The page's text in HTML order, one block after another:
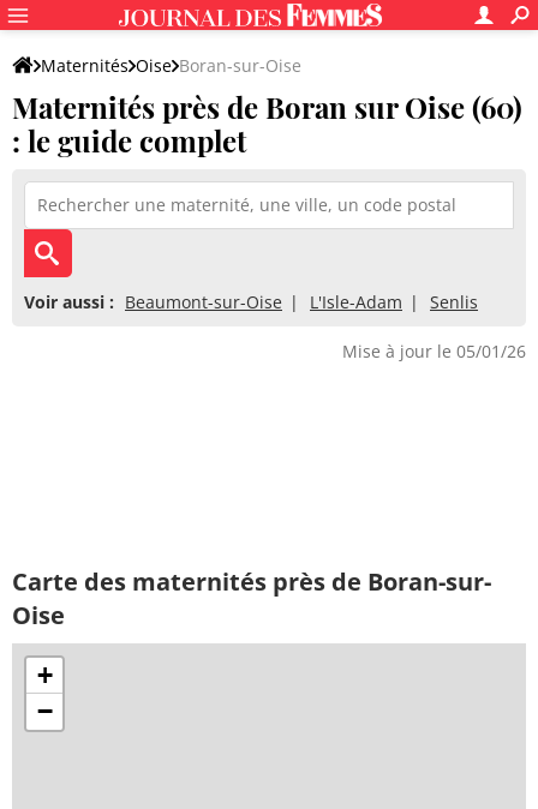
Maternités Oise Boran-sur-Oise
Maternités près de Boran sur Oise (60)
: le guide complet
Voir aussi : Beaumont-sur-Oise L'Isle-Adam Senlis
Mise à jour le 05/01/26
Carte des maternités près de Boran-sur-
Oise
+
−